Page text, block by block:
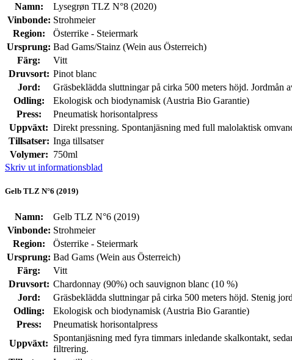
Namn:
Lysegrøn TLZ N°8 (2020)
Vinbonde: Strohmeier
Region:
Österrike - Steiermark
Ursprung: Bad Gams/Stainz (Wein aus Österreich)
Färg:
Vitt
Druvsort: Pinot blanc
Jord:
Gräsbeklädda sluttningar på cirka 500 meters höjd.
Odling:
Ekologisk och biodynamisk (Austria Bio Garantie)
Press:
Pneumatisk horisontalpress
Uppväxt: Direkt pressning. Spontanjäsning med full malolaktisk
Tillsatser: Inga tillsatser
Volymer: 750ml
Skriv ut informationsblad
Gelb TLZ N°6 (2019)
Namn:
Gelb TLZ N°6 (2019)
Vinbonde: Strohmeier
Region:
Österrike - Steiermark
Ursprung: Bad Gams (Wein aus Österreich)
Färg:
Vitt
Druvsort: Chardonnay (90%) och sauvignon blanc (10 %)
Jord:
Gräsbeklädda sluttningar på cirka 500 meters höjd. Stenig
Odling:
Ekologisk och biodynamisk (Austria Bio Garantie)
Press:
Pneumatisk horisontalpress
Uppväxt:
Spontanjäsning med fyra timmars inledande skalkontakt,
filtrering.